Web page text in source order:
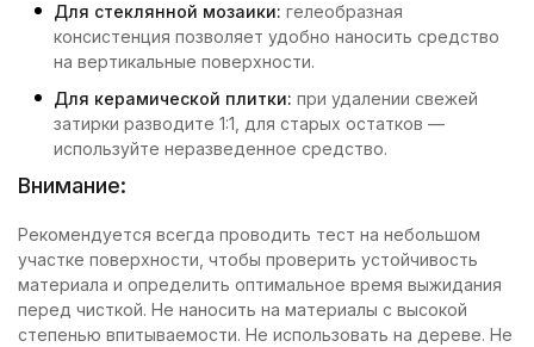
Для стеклянной мозаики: гелеобразная
консистенция позволяет удобно наносить средство
на вертикальные поверхности.
Для керамической плитки: при удалении свежей
затирки разводите 1:1, для старых остатков —
используйте неразведенное средство.
Внимание:
Рекомендуется всегда проводить тест на небольшом
участке поверхности, чтобы проверить устойчивость
материала и определить оптимальное время выжидания
перед чисткой. Не наносить на материалы с высокой
степенью впитываемости. Не использовать на дереве. Не